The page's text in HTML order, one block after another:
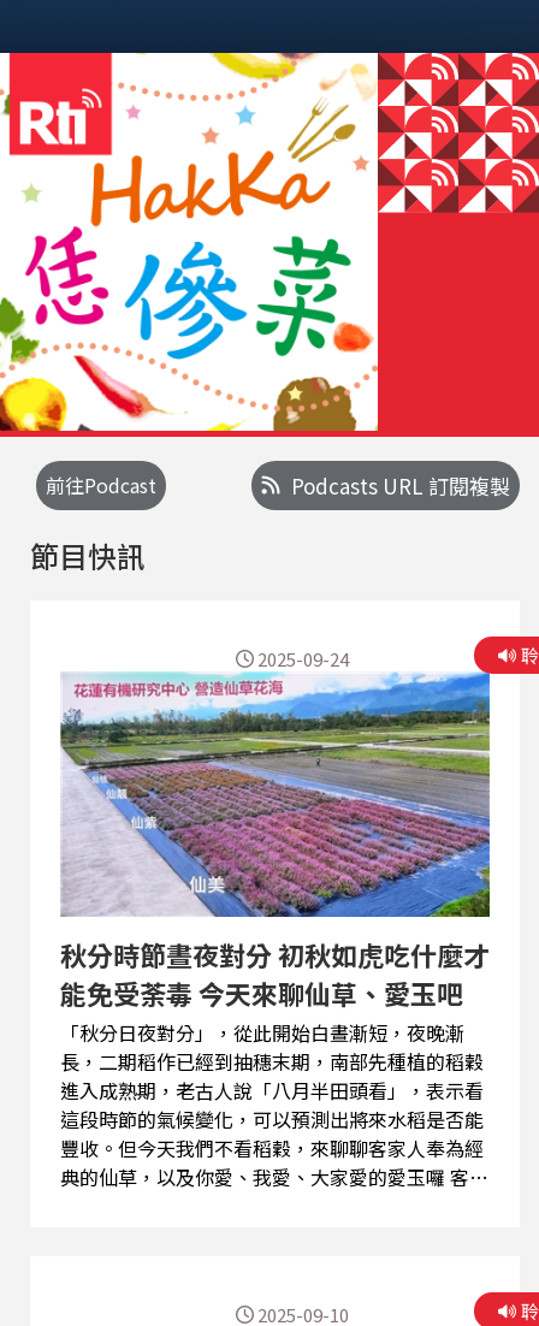
前往Podcast Podcasts URL 訂閱複製
節目快訊
秋分時節晝夜對分 初秋如虎吃什麼才
能免受荼毒 今天來聊仙草、愛玉吧
「秋分日夜對分」，從此開始白晝漸短，夜晚漸
長，二期稻作已經到抽穗末期，南部先種植的稻穀
進入成熟期，老古人說「八月半田頭看」，表示看
這段時節的氣候變化，可以預測出將來水稻是否能
豐收。但今天我們不看稻穀，來聊聊客家人奉為經
典的仙草，以及你愛、我愛、大家愛的愛玉囉 客語
2025-09-24
2025-09-10